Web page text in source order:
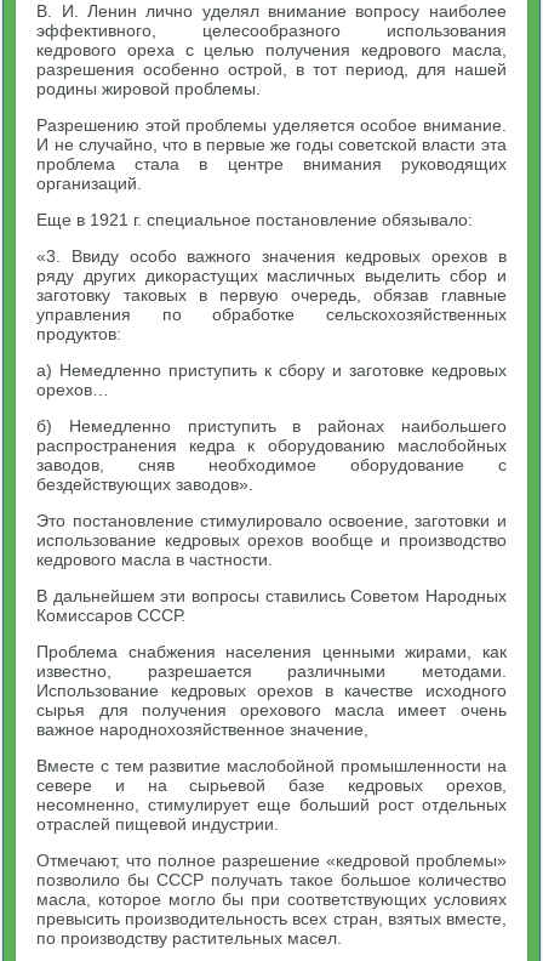
В. И. Ленин лично уделял внимание вопросу наиболее
эффективного, целесообразного использования
кедрового ореха с целью получения кедрового масла,
разрешения особенно острой, в тот период, для нашей
родины жировой проблемы.
Разрешению этой проблемы уделяется особое внимание.
И не случайно, что в первые же годы советской власти эта
проблема стала в центре внимания руководящих
организаций.
Еще в 1921 г. специальное постановление обязывало:
«3. Ввиду особо важного значения кедровых орехов в
ряду других дикорастущих масличных выделить сбор и
заготовку таковых в первую очередь, обязав главные
управления по обработке сельскохозяйственных
продуктов:
а) Немедленно приступить к сбору и заготовке кедровых
орехов…
б) Немедленно приступить в районах наибольшего
распространения кедра к оборудованию маслобойных
заводов, сняв необходимое оборудование с
бездействующих заводов».
Это постановление стимулировало освоение, заготовки и
использование кедровых орехов вообще и производство
кедрового масла в частности.
В дальнейшем эти вопросы ставились Советом Народных
Комиссаров СССР.
Проблема снабжения населения ценными жирами, как
известно, разрешается различными методами.
Использование кедровых орехов в качестве исходного
сырья для получения орехового масла имеет очень
важное народнохозяйственное значение,
Вместе с тем развитие маслобойной промышленности на
севере и на сырьевой базе кедровых орехов,
несомненно, стимулирует еще больший рост отдельных
отраслей пищевой индустрии.
Отмечают, что полное разрешение «кедровой проблемы»
позволило бы СССР получать такое большое количество
масла, которое могло бы при соответствующих условиях
превысить производительность всех стран, взятых вместе,
по производству растительных масел.